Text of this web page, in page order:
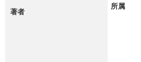
著者
所属